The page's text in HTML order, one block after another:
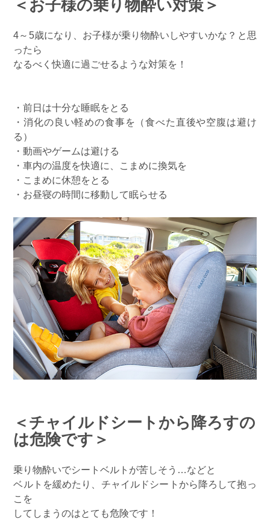
＜お子様の乗り物酔い対策＞
4～5歳になり、お子様が乗り物酔いしやすいかな？と思
ったら
なるべく快適に過ごせるような対策を！
・前日は十分な睡眠をとる
・消化の良い軽めの食事を（食べた直後や空腹は避け
る）
・動画やゲームは避ける
・車内の温度を快適に、こまめに換気を
・こまめに休憩をとる
・お昼寝の時間に移動して眠らせる
＜チャイルドシートから降ろすの
は危険です＞
乗り物酔いでシートベルトが苦しそう…などと
ベルトを緩めたり、チャイルドシートから降ろして抱っ
こを
してしまうのはとても危険です！